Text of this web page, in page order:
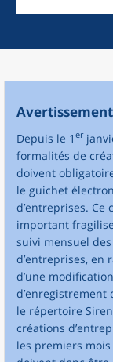
Avertissement
Depuis le 1 er
formalités de
doivent
le guichet
d’entreprises. Ce
important
suivi mensuel
d’entreprises, en
d’une
d’enregistrement
le répertoire
créations
les premiers mois